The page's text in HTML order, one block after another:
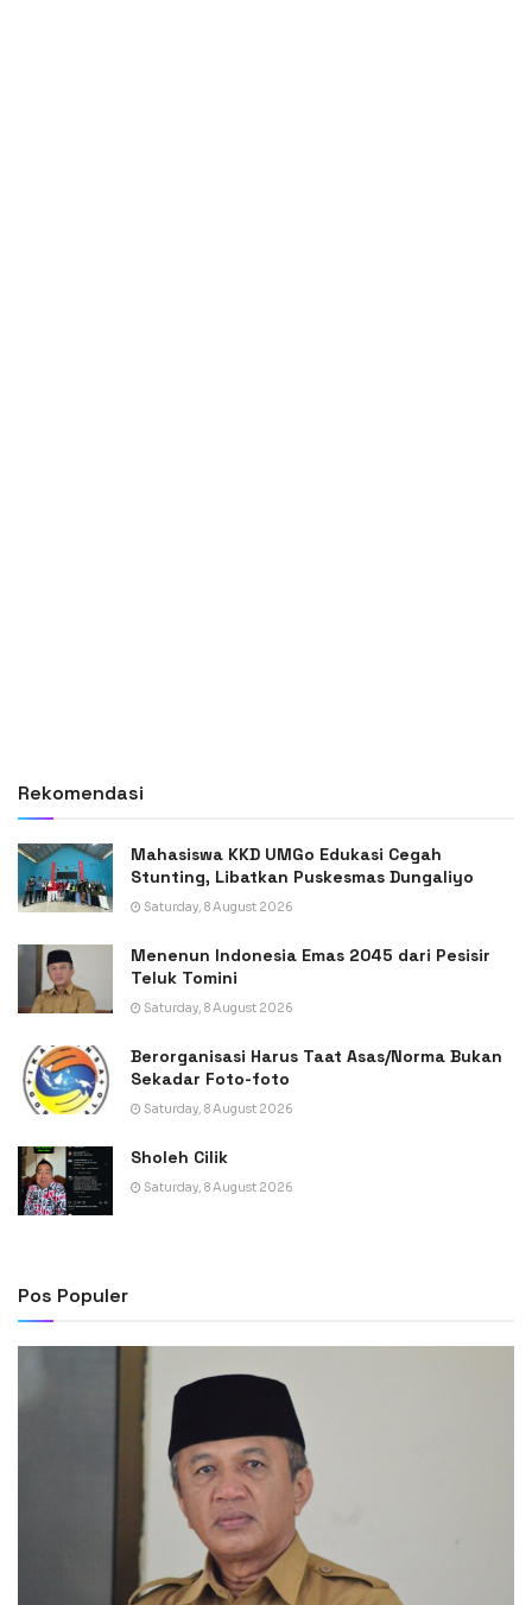
Rekomendasi
Mahasiswa KKD UMGo Edukasi Cegah
Stunting, Libatkan Puskesmas Dungaliyo
Saturday, 8 August 2026
Menenun Indonesia Emas 2045 dari Pesisir
Teluk Tomini
Saturday, 8 August 2026
Berorganisasi Harus Taat Asas/Norma Bukan
Sekadar Foto-foto
Saturday, 8 August 2026
Sholeh Cilik
Saturday, 8 August 2026
Pos Populer